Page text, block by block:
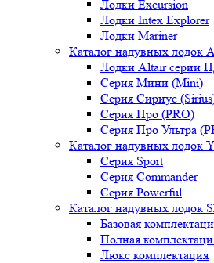
Лодки Excursion
Лодки Intex Explorer
Лодки Mariner
Каталог надувных лодок
Лодки Altair серии
Серия Мини (Mini)
Серия Сириус
Серия Про (PRO)
Серия Про Ультра
Каталог надувных лодок
Серия Sport
Серия Commander
Серия Powerful
Каталог надувных лодок
Базовая
Полная
Люкс комплектация